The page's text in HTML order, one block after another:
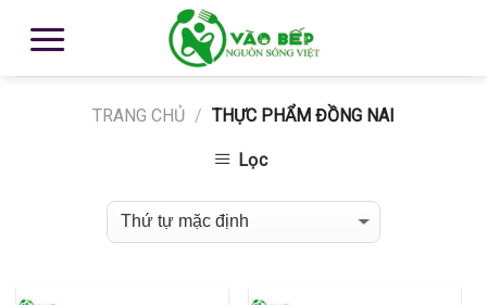
TRANG CHỦ / THỰC PHẨM ĐỒNG NAI
Lọc